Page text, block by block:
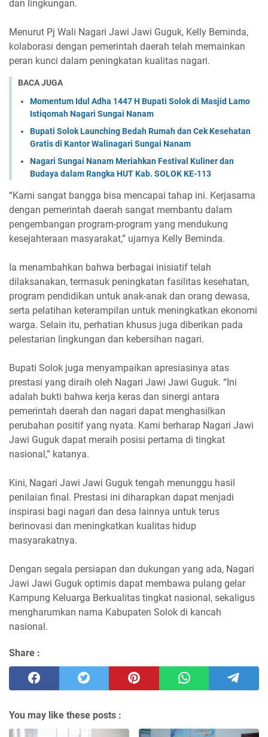
dan lingkungan.
Menurut Pj Wali Nagari Jawi Jawi Guguk, Kelly Beminda,
kolaborasi dengan pemerintah daerah telah memainkan
peran kunci dalam peningkatan kualitas nagari.
BACA JUGA
Momentum Idul Adha 1447 H Bupati Solok di Masjid Lamo
Istiqomah Nagari Sungai Nanam
Bupati Solok Launching Bedah Rumah dan Cek Kesehatan
Gratis di Kantor Walinagari Sungai Nanam
Nagari Sungai Nanam Meriahkan Festival Kuliner dan
Budaya dalam Rangka HUT Kab. SOLOK KE-113
“Kami sangat bangga bisa mencapai tahap ini. Kerjasama
dengan pemerintah daerah sangat membantu dalam
pengembangan program-program yang mendukung
kesejahteraan masyarakat,” ujarnya Kelly Beminda.
Ia menambahkan bahwa berbagai inisiatif telah
dilaksanakan, termasuk peningkatan fasilitas kesehatan,
program pendidikan untuk anak-anak dan orang dewasa,
serta pelatihan keterampilan untuk meningkatkan ekonomi
warga. Selain itu, perhatian khusus juga diberikan pada
pelestarian lingkungan dan kebersihan nagari.
Bupati Solok juga menyampaikan apresiasinya atas
prestasi yang diraih oleh Nagari Jawi Jawi Guguk. “Ini
adalah bukti bahwa kerja keras dan sinergi antara
pemerintah daerah dan nagari dapat menghasilkan
perubahan positif yang nyata. Kami berharap Nagari Jawi
Jawi Guguk dapat meraih posisi pertama di tingkat
nasional,” katanya.
Kini, Nagari Jawi Jawi Guguk tengah menunggu hasil
penilaian final. Prestasi ini diharapkan dapat menjadi
inspirasi bagi nagari dan desa lainnya untuk terus
berinovasi dan meningkatkan kualitas hidup
masyarakatnya.
Dengan segala persiapan dan dukungan yang ada, Nagari
Jawi Jawi Guguk optimis dapat membawa pulang gelar
Kampung Keluarga Berkualitas tingkat nasional, sekaligus
mengharumkan nama Kabupaten Solok di kancah
nasional.
Share :
You may like these posts :